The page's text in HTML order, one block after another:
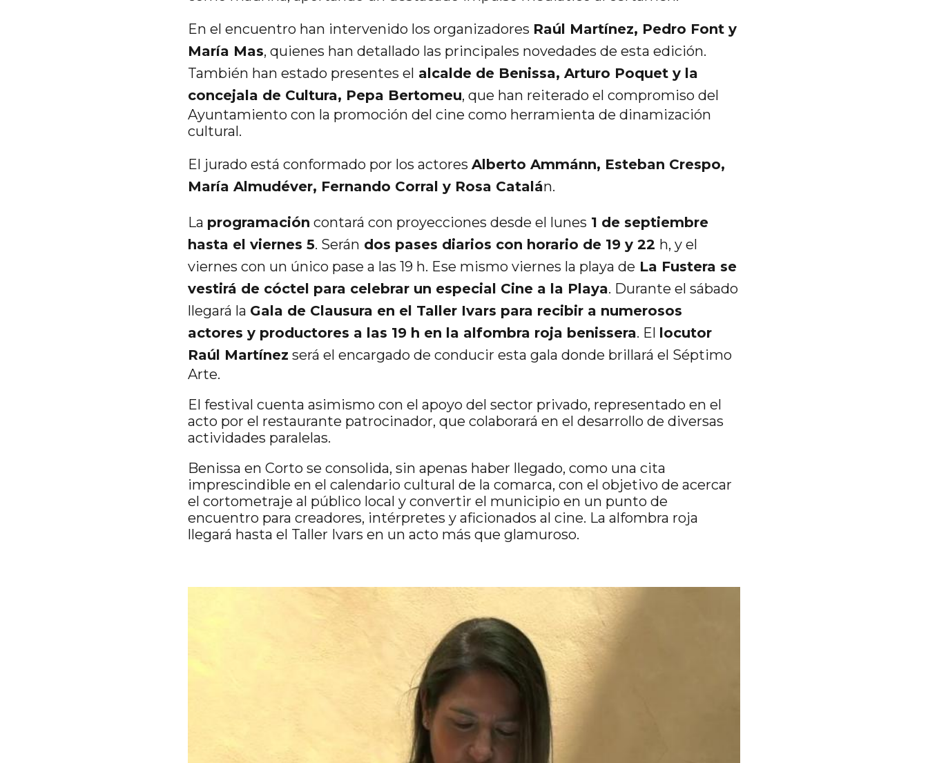
En el encuentro han intervenido los organizadores Raúl Martínez, Pedro Font y
María Mas, quienes han detallado las principales novedades de esta edición.
También han estado presentes el alcalde de Benissa, Arturo Poquet y la
concejala de Cultura, Pepa Bertomeu, que han reiterado el compromiso del
Ayuntamiento con la promoción del cine como herramienta de dinamización
cultural.
El jurado está conformado por los actores Alberto Ammánn, Esteban Crespo,
María Almudéver, Fernando Corral y Rosa Catalán.
La programación contará con proyecciones desde el lunes 1 de septiembre
hasta el viernes 5. Serán dos pases diarios con horario de 19 y 22 h, y el
viernes con un único pase a las 19 h. Ese mismo viernes la playa de La Fustera se
vestirá de cóctel para celebrar un especial Cine a la Playa. Durante el sábado
llegará la Gala de Clausura en el Taller Ivars para recibir a numerosos
actores y productores a las 19 h en la alfombra roja benissera. El locutor
Raúl Martínez será el encargado de conducir esta gala donde brillará el Séptimo
Arte.
El festival cuenta asimismo con el apoyo del sector privado, representado en el
acto por el restaurante patrocinador, que colaborará en el desarrollo de diversas
actividades paralelas.
Benissa en Corto se consolida, sin apenas haber llegado, como una cita
imprescindible en el calendario cultural de la comarca, con el objetivo de acercar
el cortometraje al público local y convertir el municipio en un punto de
encuentro para creadores, intérpretes y aficionados al cine. La alfombra roja
llegará hasta el Taller Ivars en un acto más que glamuroso.